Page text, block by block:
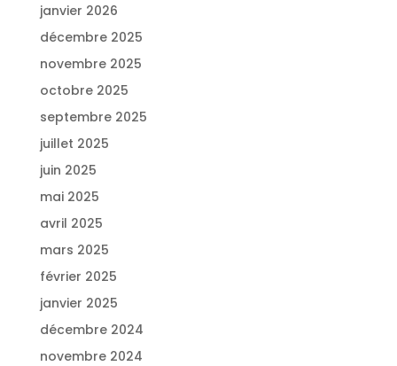
janvier 2026
décembre 2025
novembre 2025
octobre 2025
septembre 2025
juillet 2025
juin 2025
mai 2025
avril 2025
mars 2025
février 2025
janvier 2025
décembre 2024
novembre 2024